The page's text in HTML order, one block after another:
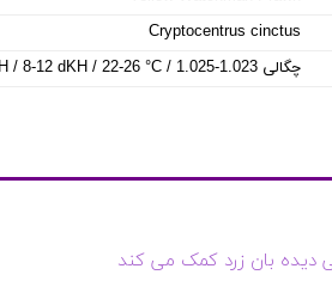
Cryptocentrus cinctus
8.1-8.4 PH / 8-12 dKH / 22-26 °C / چگالی 1.023-1.025
دیده بان زرد کمک می کند